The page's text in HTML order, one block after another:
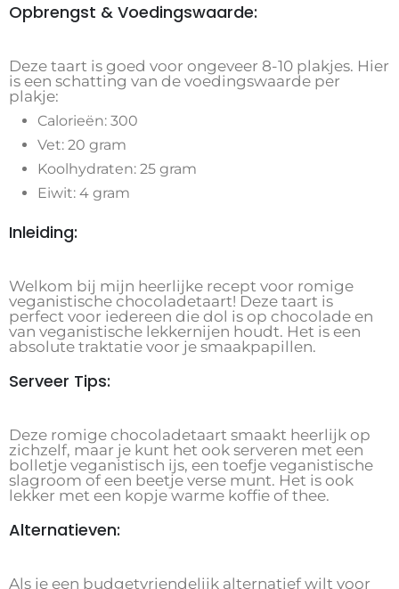
Opbrengst & Voedingswaarde:
Deze taart is goed voor ongeveer 8-10 plakjes. Hier
is een schatting van de voedingswaarde per
plakje:
Calorieën: 300
Vet: 20 gram
Koolhydraten: 25 gram
Eiwit: 4 gram
Inleiding:
Welkom bij mijn heerlijke recept voor romige
veganistische chocoladetaart! Deze taart is
perfect voor iedereen die dol is op chocolade en
van veganistische lekkernijen houdt. Het is een
absolute traktatie voor je smaakpapillen.
Serveer Tips:
Deze romige chocoladetaart smaakt heerlijk op
zichzelf, maar je kunt het ook serveren met een
bolletje veganistisch ijs, een toefje veganistische
slagroom of een beetje verse munt. Het is ook
lekker met een kopje warme koffie of thee.
Alternatieven:
Als je een budgetvriendelijk alternatief wilt voor